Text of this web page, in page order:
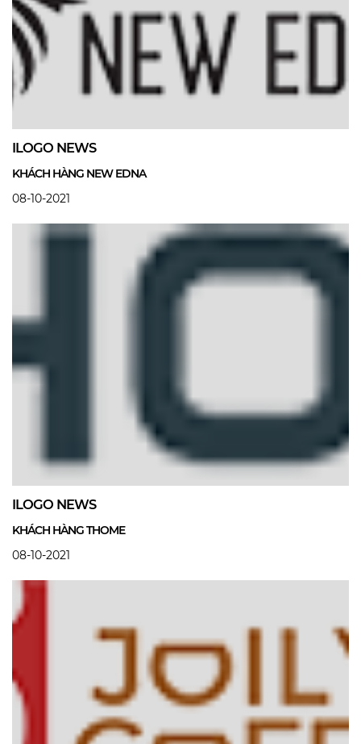
ILOGO NEWS
KHÁCH HÀNG NEW EDNA
08-10-2021
ILOGO NEWS
KHÁCH HÀNG THOME
08-10-2021